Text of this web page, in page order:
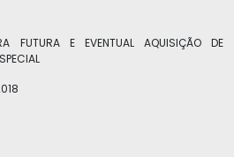
FUTURA E EVENTUAL AQUISIÇÃO DE